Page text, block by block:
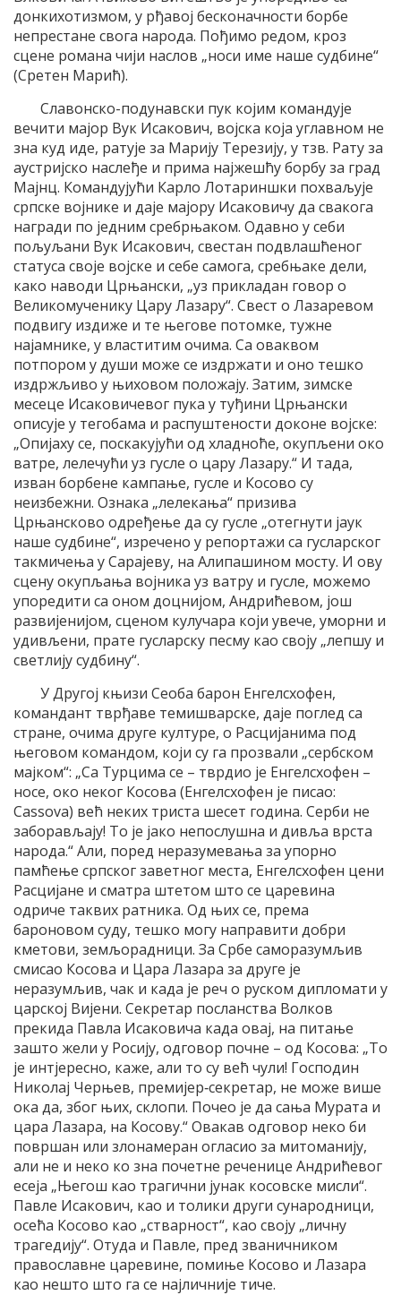
донкихотизмом, у рђавој бесконачности борбе
непрестане свога народа. Пођимо редом, кроз
сцене романа чији наслов „носи име наше судбине“
(Сретен Марић).
Славонско-подунавски пук којим командује
вечити мајор Вук Исакович, војска која углавном не
зна куд иде, ратује за Марију Терезију, у тзв. Рату за
аустријско наслеђе и прима најжешћу борбу за град
Мајнц. Командујући Карло Лотариншки похваљује
српске војнике и даје мајору Исаковичу да свакога
награди по једним сребрњаком. Одавно у себи
пољуљани Вук Исакович, свестан подвлашћеног
статуса своје војске и себе самога, сребњаке дели,
како наводи Црњански, „уз прикладан говор о
Великомученику Цару Лазару“. Свест о Лазаревом
подвигу издиже и те његове потомке, тужне
најамнике, у властитим очима. Са оваквом
потпором у души може се издржати и оно тешко
издржљиво у њиховом положају. Затим, зимске
месеце Исаковичевог пука у туђини Црњански
описује у тегобама и распуштености доконе војске:
„Опијаху се, поскакујући од хладноће, окупљени око
ватре, лелечући уз гусле о цару Лазару.“ И тада,
изван борбене кампање, гусле и Косово су
неизбежни. Ознака „лелекања“ призива
Црњансково одређење да су гусле „отегнути јаук
наше судбине“, изречено у репортажи са гусларског
такмичења у Сарајеву, на Алипашином мосту. И ову
сцену окупљања војника уз ватру и гусле, можемо
упоредити са оном доцнијом, Андрићевом, још
развијенијом, сценом кулучара који увече, уморни и
удивљени, прате гусларску песму као своју „лепшу и
светлију судбину“.
У Другој књизи Сеоба барон Енгелсхофен,
командант тврђаве темишварске, даје поглед са
стране, очима друге културе, о Расцијанима под
његовом командом, који су га прозвали „сербском
мајком“: „Са Турцима се – тврдио је Енгелсхофен –
носе, око неког Косова (Енгелсхофен је писао:
Cassova) већ неких триста шесет година. Серби не
заборављају! То је јако непослушна и дивља врста
народа.“ Али, поред неразумевања за упорно
памћење српског заветног места, Енгелсхофен цени
Расцијане и сматра штетом што се царевина
одриче таквих ратника. Од њих се, према
бароновом суду, тешко могу направити добри
кметови, земљорадници. За Србе саморазумљив
смисао Косова и Цара Лазара за друге је
неразумљив, чак и када је реч о руском дипломати у
царској Вијени. Секретар посланства Волков
прекида Павла Исаковича када овај, на питање
зашто жели у Росију, одговор почне – од Косова: „То
је интјересно, каже, али то су већ чули! Господин
Николај Черњев, премијер‑секретар, не може више
ока да, због њих, склопи. Почео је да сања Мурата и
цара Лазара, на Косову.“ Овакав одговор неко би
површан или злонамеран огласио за митоманију,
али не и неко ко зна почетне реченице Андрићевог
есеја „Његош као трагични јунак косовске мисли“.
Павле Исакович, као и толики други сународници,
осећа Косово као „стварност“, као своју „личну
трагедију“. Отуда и Павле, пред званичником
православне царевине, помиње Косово и Лазара
као нешто што га се најличније тиче.